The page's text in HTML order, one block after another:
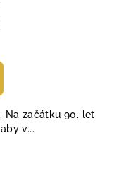
Na začátku 90. let
v...